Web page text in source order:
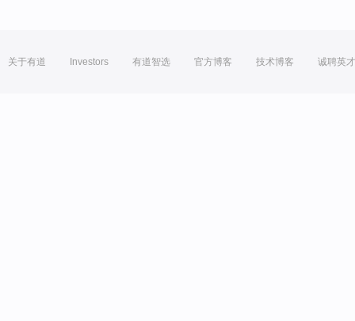
关于有道 Investors 有道智选 官方博客 技术博客 诚聘英才